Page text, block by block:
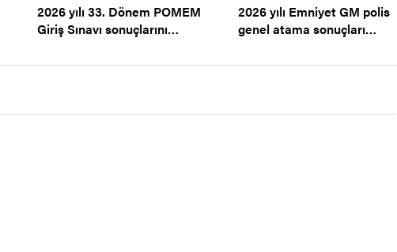
2026 yılı 33. Dönem POMEM
Giriş Sınavı sonuçlarını
2026 yılı Emniyet GM polis
genel atama sonuçları